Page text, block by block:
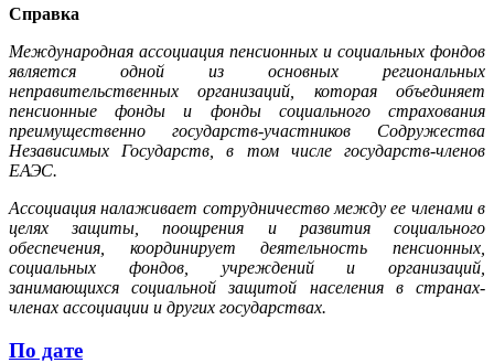
Справка
Международная ассоциация пенсионных и социальных фондов
является одной из основных региональных
неправительственных организаций, которая объединяет
пенсионные фонды и фонды социального страхования
преимущественно государств-участников Содружества
Независимых Государств, в том числе государств-членов
ЕАЭС.
Ассоциация налаживает сотрудничество между ее членами в
целях защиты, поощрения и развития социального
обеспечения, координирует деятельность пенсионных,
социальных фондов, учреждений и организаций,
занимающихся социальной защитой населения в странах-
членах ассоциации и других государствах.
По дате